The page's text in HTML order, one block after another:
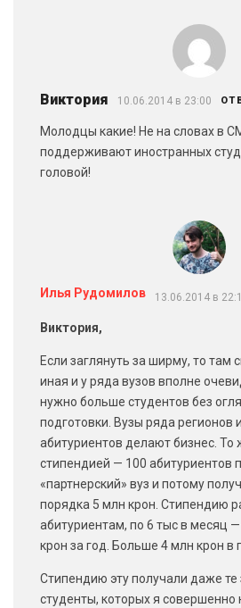
Виктория 10.06.2014 в 23:00
Молодцы какие! Не на словах в
поддерживают иностранных
головой!
Илья Рудомилов 13.06.2014 в
Виктория,
Если заглянуть за ширму, то там
иная и у ряда вузов вполне
нужно больше студентов без
подготовки. Вузы ряда регионов
абитуриентов делают бизнес. То
стипендией — 100 абитуриентов
«партнерский» вуз и потому
порядка 5 млн крон. Стипендию
абитуриентам, по 6 тыс в месяц
крон за год. Больше 4 млн крон в
Стипендию эту получали даже
студенты, которых я совершенно